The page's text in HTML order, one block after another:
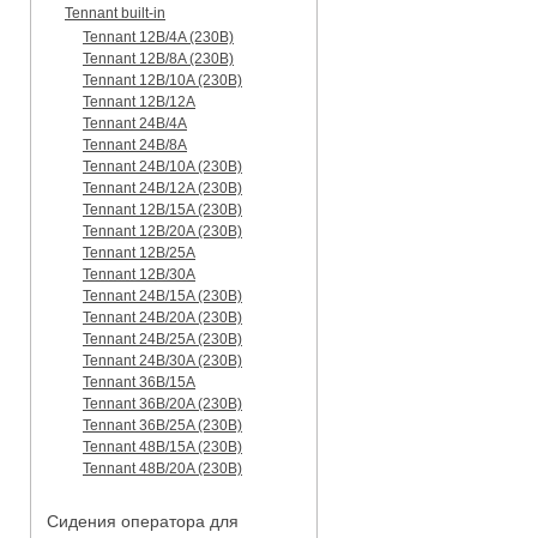
Tennant built-in
Tennant 12B/4A (230B)
Tennant 12B/8A (230B)
Tennant 12B/10A (230B)
Tennant 12B/12A
Tennant 24B/4A
Tennant 24B/8A
Tennant 24B/10A (230B)
Tennant 24B/12A (230B)
Tennant 12B/15A (230B)
Tennant 12B/20A (230B)
Tennant 12B/25A
Tennant 12B/30A
Tennant 24B/15A (230B)
Tennant 24B/20A (230B)
Tennant 24B/25A (230B)
Tennant 24B/30A (230B)
Tennant 36B/15A
Tennant 36B/20A (230B)
Tennant 36B/25A (230B)
Tennant 48B/15A (230B)
Tennant 48B/20A (230B)
Сидения оператора для